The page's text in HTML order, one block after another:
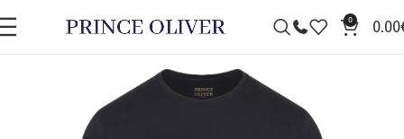
0 0.00